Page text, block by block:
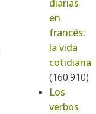
diarias
en
francés:
la vida
cotidiana
(160.910)
Los
verbos